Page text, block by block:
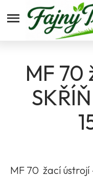
MF 70
MF 70 žací ústrojí